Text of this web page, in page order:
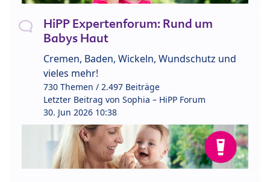
HiPP Expertenforum: Rund um
Babys Haut
Cremen, Baden, Wickeln, Wundschutz und
vieles mehr!
730 Themen / 2.497 Beiträge
Letzter Beitrag von Sophia – HiPP Forum
30. Jun 2026 10:38